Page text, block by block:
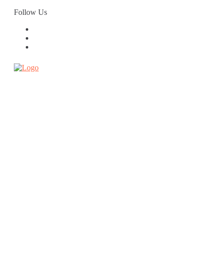
Skip
Follow Us